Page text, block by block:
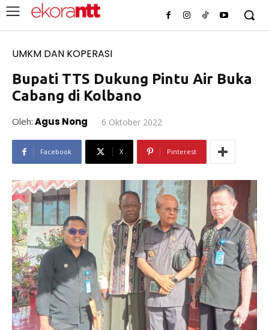
UMKM DAN KOPERASI
Bupati TTS Dukung Pintu Air Buka
Cabang di Kolbano
Oleh: Agus Nong 6 Oktober 2022
Facebook X Pinterest